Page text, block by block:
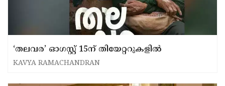
‘തലവര’ ഓഗസ്റ്റ് 15ന് തിയേറ്ററുകളിൽ
KAVYA RAMACHANDRAN